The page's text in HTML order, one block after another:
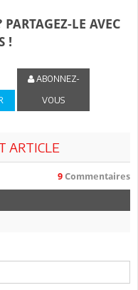
LE AVEC
!
ABONNEZ-
VOUS
ARTICLE
9 Commentaires